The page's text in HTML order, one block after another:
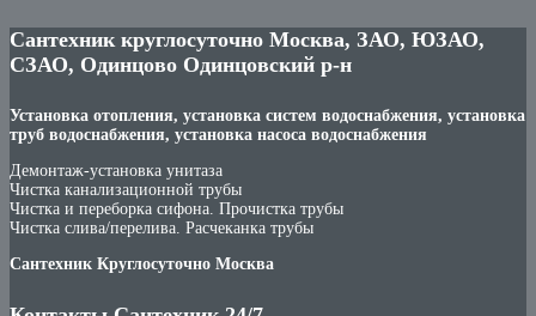
Сантехник круглосуточно Москва, ЗАО, ЮЗАО,
СЗАО, Одинцово Одинцовский р-н
Установка отопления, установка систем водоснабжения, установка
труб водоснабжения, установка насоса водоснабжения
Демонтаж-установка унитаза
Чистка канализационной трубы
Чистка и переборка сифона. Прочистка трубы
Чистка слива/перелива. Расчеканка трубы
Сантехник Круглосуточно Москва